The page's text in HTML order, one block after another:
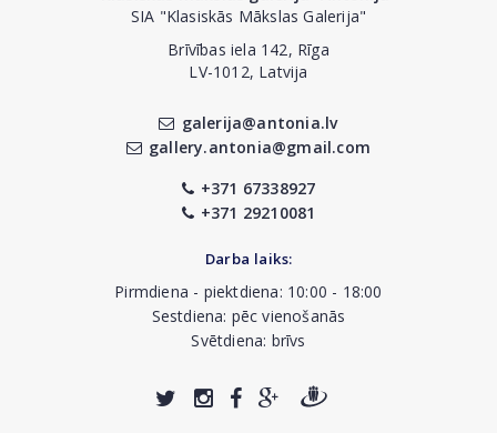
SIA "Klasiskās Mākslas Galerija"
Brīvības iela 142, Rīga
LV-1012, Latvija
galerija@antonia.lv
gallery.antonia@gmail.com
+371 67338927
+371 29210081
Darba laiks:
Pirmdiena - piektdiena: 10:00 - 18:00
Sestdiena: pēc vienošanās
Svētdiena: brīvs